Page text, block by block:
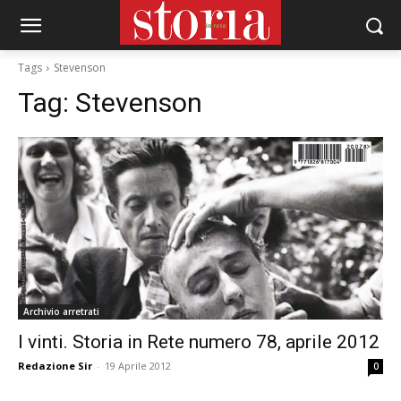
Tags Stevenson
Tag: Stevenson
Archivio arretrati
I vinti. Storia in Rete numero 78, aprile 2012
Redazione Sir - 19 Aprile 2012 0